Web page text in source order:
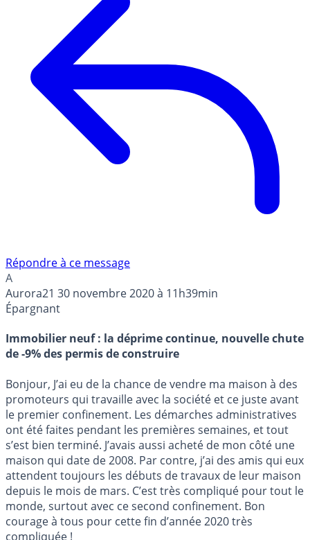
Répondre à ce message
A
Aurora21 30 novembre 2020 à 11h39min
Épargnant
Immobilier neuf : la déprime continue, nouvelle chute
de -9% des permis de construire
Bonjour, J’ai eu de la chance de vendre ma maison à des
promoteurs qui travaille avec la société et ce juste avant
le premier confinement. Les démarches administratives
ont été faites pendant les premières semaines, et tout
s’est bien terminé. J’avais aussi acheté de mon côté une
maison qui date de 2008. Par contre, j’ai des amis qui eux
attendent toujours les débuts de travaux de leur maison
depuis le mois de mars. C’est très compliqué pour tout le
monde, surtout avec ce second confinement. Bon
courage à tous pour cette fin d’année 2020 très
compliquée !